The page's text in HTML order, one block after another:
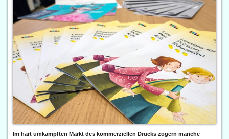
Im hart umkämpften Markt des kommerziellen Drucks zögern manche